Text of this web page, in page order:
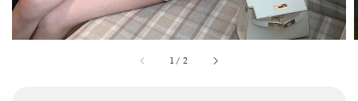
1 / 2